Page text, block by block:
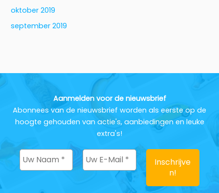
oktober 2019
september 2019
Aanmelden voor de nieuwsbrief
Abonnees van de nieuwsbrief worden als eerste op de
hoogte gehouden van actie's, aanbiedingen en leuke
extra's!